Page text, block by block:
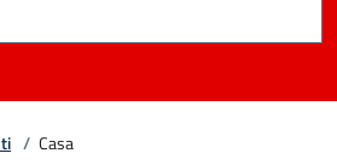
/ Casa